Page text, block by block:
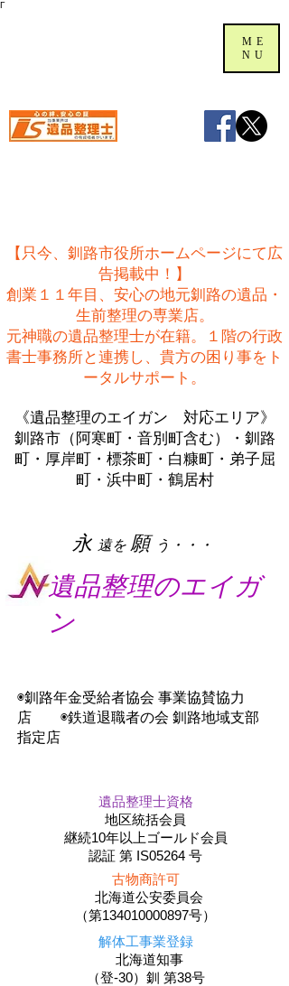
Γ
​永 遠を 願 う・・・
遺品整理のエイガ
ン
◉釧路年金受給者協会 事業協賛協力
店 ◉鉄道退職者の会 釧路地域支部
指定店
遺品整理士資格
地区統括会員
​継続10年以上ゴールド会員
認証 第 IS05264 号
古物商許可
北海道公安委員会
（第134010000897号）
解体工事業登録
北海道知事
（登-30）釧 第38号
【只今、釧路市役所ホームページにて広
告掲載中！】
創業１１年目、安心の地元釧路の遺品・
生前整理の専業店。
​元神職の遺品整理士が在籍。１階の行政
書士事務所と連携し、貴方の困り事をト
ータルサポート。
《遺品整理のエイガン 対応エリア》
釧路市（阿寒町・音別町含む）・釧路
町・厚岸町・標茶町・白糠町・弟子屈
町・浜中町・鶴居村
ME
NU